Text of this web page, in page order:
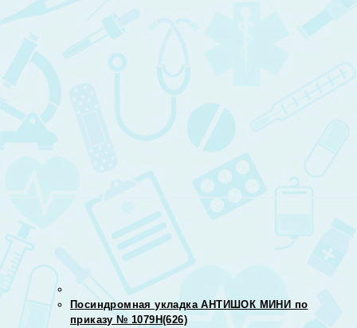
Посиндромная укладка АНТИШОК МИНИ по
приказу № 1079Н(626)